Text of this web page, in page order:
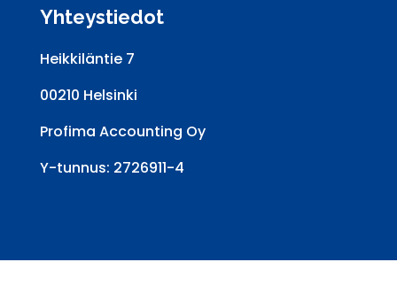
Yhteystiedot
Heikkiläntie 7
00210 Helsinki
Profima Accounting Oy
Y-tunnus: 2726911-4